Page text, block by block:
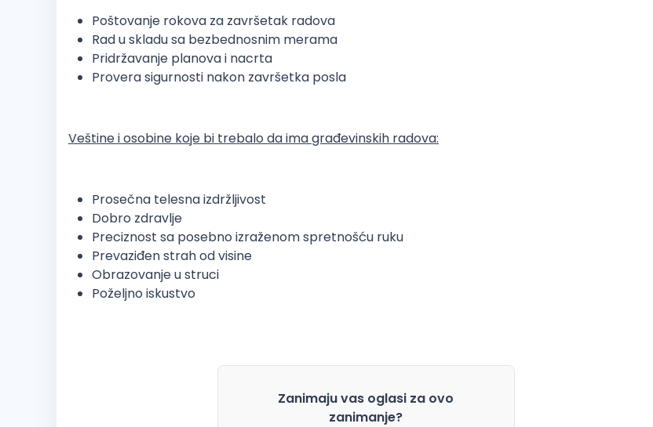
Poštovanje rokova za završetak radova
Rad u skladu sa bezbednosnim merama
Pridržavanje planova i nacrta
Provera sigurnosti nakon završetka posla
Veštine i osobine koje bi trebalo da ima građevinskih radova:
Prosečna telesna izdržljivost
Dobro zdravlje
Preciznost sa posebno izraženom spretnošću ruku
Prevaziđen strah od visine
Obrazovanje u struci
Poželjno iskustvo
Zanimaju vas oglasi za ovo
zanimanje?